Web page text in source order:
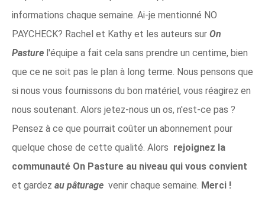
informations chaque semaine. Ai-je mentionné NO
PAYCHECK? Rachel et Kathy et les auteurs sur On
Pasture l'équipe a fait cela sans prendre un centime, bien
que ce ne soit pas le plan à long terme. Nous pensons que
si nous vous fournissons du bon matériel, vous réagirez en
nous soutenant. Alors jetez-nous un os, n'est-ce pas ?
Pensez à ce que pourrait coûter un abonnement pour
quelque chose de cette qualité. Alors rejoignez la
communauté On Pasture au niveau qui vous convient
et gardez au pâturage venir chaque semaine. Merci !